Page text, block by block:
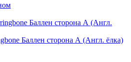
Баллен сторона А (Англ. ёлка)